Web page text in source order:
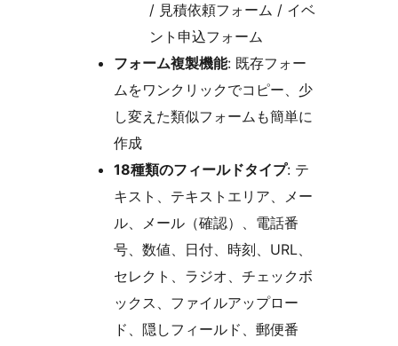
/ 見積依頼フォーム / イベ
ント申込フォーム
フォーム複製機能: 既存フォー
ムをワンクリックでコピー、少
し変えた類似フォームも簡単に
作成
18種類のフィールドタイプ: テ
キスト、テキストエリア、メー
ル、メール（確認）、電話番
号、数値、日付、時刻、URL、
セレクト、ラジオ、チェックボ
ックス、ファイルアップロー
ド、隠しフィールド、郵便番